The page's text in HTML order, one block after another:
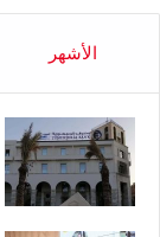
الأشهر